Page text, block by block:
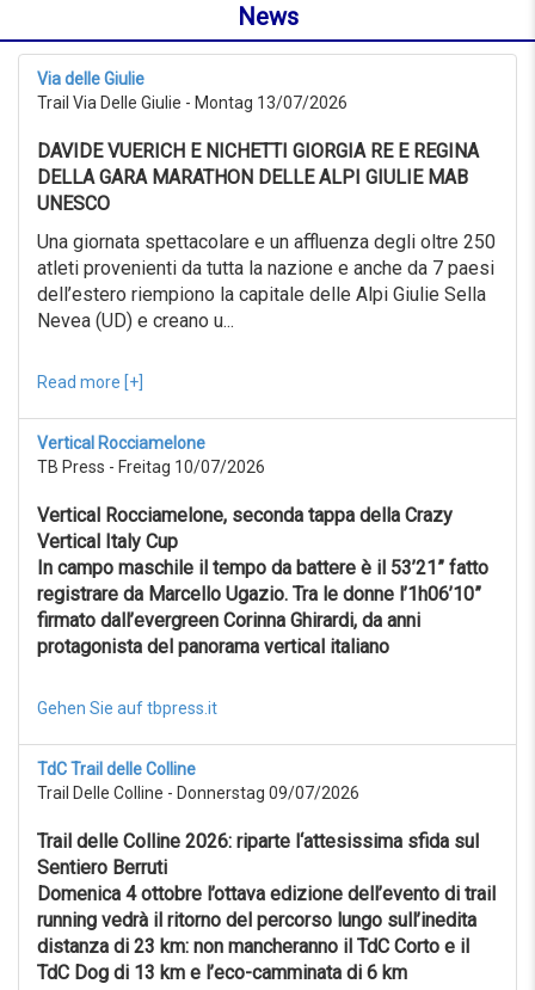
Suche
Sport
Reset
ab
06/07/2026
06/08/2026
Erweiterte
Suche
Sport
Reset
News
Via delle Giulie
Trail Via Delle Giulie - Montag 13/07/2026
DAVIDE VUERICH E NICHETTI GIORGIA RE E REGINA
DELLA GARA MARATHON DELLE ALPI GIULIE MAB
UNESCO
Una giornata spettacolare e un affluenza degli oltre 250
atleti provenienti da tutta la nazione e anche da 7 paesi
dell’estero riempiono la capitale delle Alpi Giulie Sella
Nevea (UD) e creano u...
Read more [+]
Vertical Rocciamelone
TB Press - Freitag 10/07/2026
Vertical Rocciamelone, seconda tappa della Crazy
Vertical Italy Cup
In campo maschile il tempo da battere è il 53’21” fatto
registrare da Marcello Ugazio. Tra le donne l’1h06’10”
firmato dall’evergreen Corinna Ghirardi, da anni
protagonista del panorama vertical italiano
Gehen Sie auf tbpress.it
TdC Trail delle Colline
Trail Delle Colline - Donnerstag 09/07/2026
Trail delle Colline 2026: riparte l‘attesissima sfida sul
Sentiero Berruti
Domenica 4 ottobre l’ottava edizione dell’evento di trail
running vedrà il ritorno del percorso lungo sull’inedita
distanza di 23 km: non mancheranno il TdC Corto e il
TdC Dog di 13 km e l’eco-camminata di 6 km